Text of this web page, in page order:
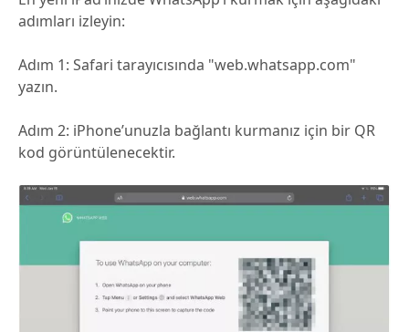
adımları izleyin:
Adım 1: Safari tarayıcısında "web.whatsapp.com"
yazın.
Adım 2: iPhone’unuzla bağlantı kurmanız için bir QR
kod görüntülenecektir.